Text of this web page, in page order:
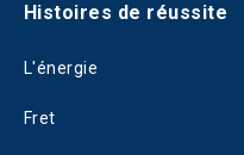
Histoires de réussite
L'énergie
Fret